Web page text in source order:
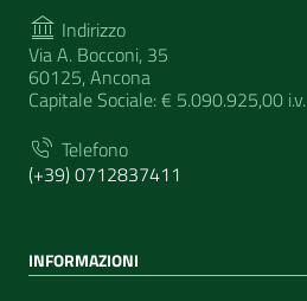
Indirizzo
Via A. Bocconi, 35
60125, Ancona
Capitale Sociale: € 5.090.925,00 i.v.
Telefono
(+39) 0712837411
INFORMAZIONI